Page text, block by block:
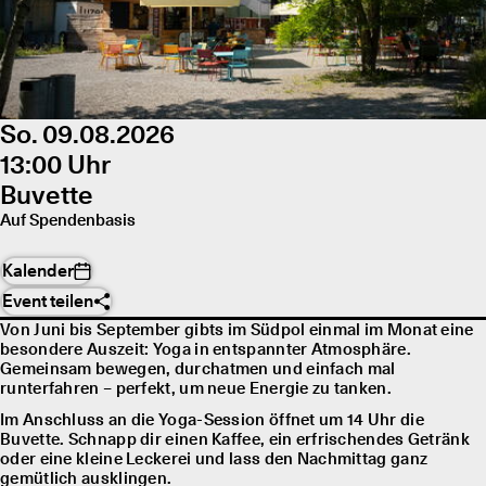
So. 09.08.2026
13:00 Uhr
Buvette
Auf Spendenbasis
Kalender
Event teilen
Von Juni bis September gibts im Südpol einmal im Monat eine
besondere Auszeit: Yoga in entspannter Atmosphäre.
Gemeinsam bewegen, durchatmen und einfach mal
runterfahren – perfekt, um neue Energie zu tanken.
Im Anschluss an die Yoga-Session öffnet um 14 Uhr die
Buvette. Schnapp dir einen Kaffee, ein erfrischendes Getränk
oder eine kleine Leckerei und lass den Nachmittag ganz
gemütlich ausklingen.